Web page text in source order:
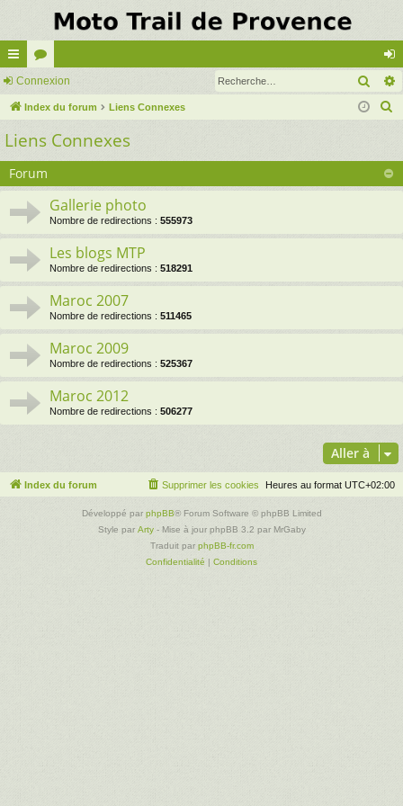
cc
ès
ra
pi
de
or
u
m
s
on
ne
on
Connexion
Index du forum Liens Connexes
e
r
Liens Connexes
Forum
Gallerie photo
Nombre de redirections : 555973
Les blogs MTP
Nombre de redirections : 518291
Maroc 2007
Nombre de redirections : 511465
Maroc 2009
Nombre de redirections : 525367
Maroc 2012
Nombre de redirections : 506277
Aller à
Index du forum Heures au format UTC+02:00
Supprimer les cookies
Développé par phpBB® Forum Software © phpBB Limited
Style par Arty- Mise à jour phpBB 3.2 par MrGaby
Traduit par phpBB-fr.com
Confidentialité | Conditions